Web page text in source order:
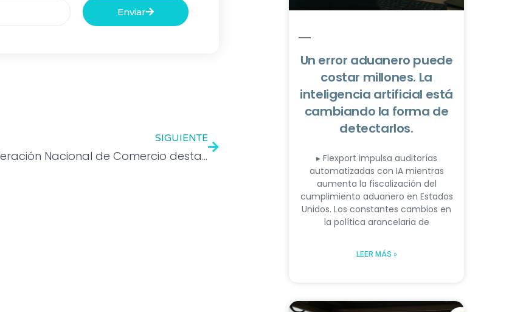
Enviar
SIGUIENTE
Confederación Nacional de Comercio destaca la importancia de la digitalización para impulsar el PIB Mexicano
Un error aduanero puede
costar millones. La
inteligencia artificial está
cambiando la forma de
detectarlos.
▸ Flexport impulsa auditorías
automatizadas con IA mientras
aumenta la fiscalización del
cumplimiento aduanero en Estados
Unidos. Los constantes cambios en
la política arancelaria de
LEER MÁS »